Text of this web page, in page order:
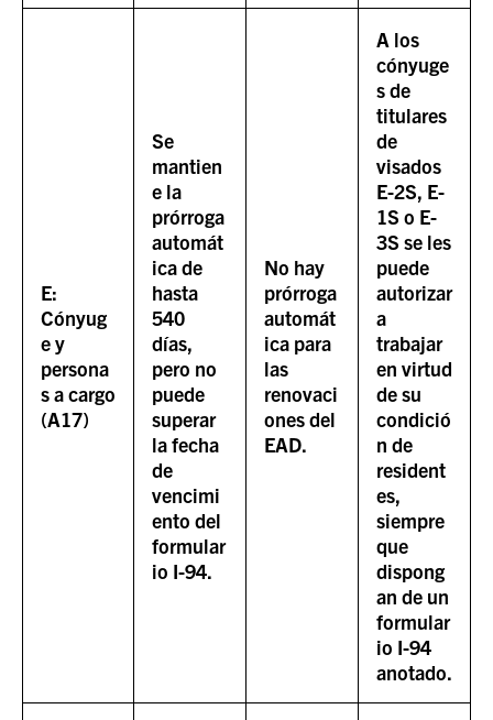
E:
Cónyug
e y
persona
s a cargo
(A17)
Se
mantien
e la
prórroga
automát
ica de
hasta
540
días,
pero no
puede
superar
la fecha
de
vencimi
ento del
formular
io I-94.
No hay
prórroga
automát
ica para
las
renovaci
ones del
EAD.
A los
cónyuge
s de
titulares
de
visados
E-2S, E-
1S o E-
3S se les
puede
autorizar
a
trabajar
en virtud
de su
condició
n de
resident
es,
siempre
que
dispong
an de un
formular
io I-94
anotado.